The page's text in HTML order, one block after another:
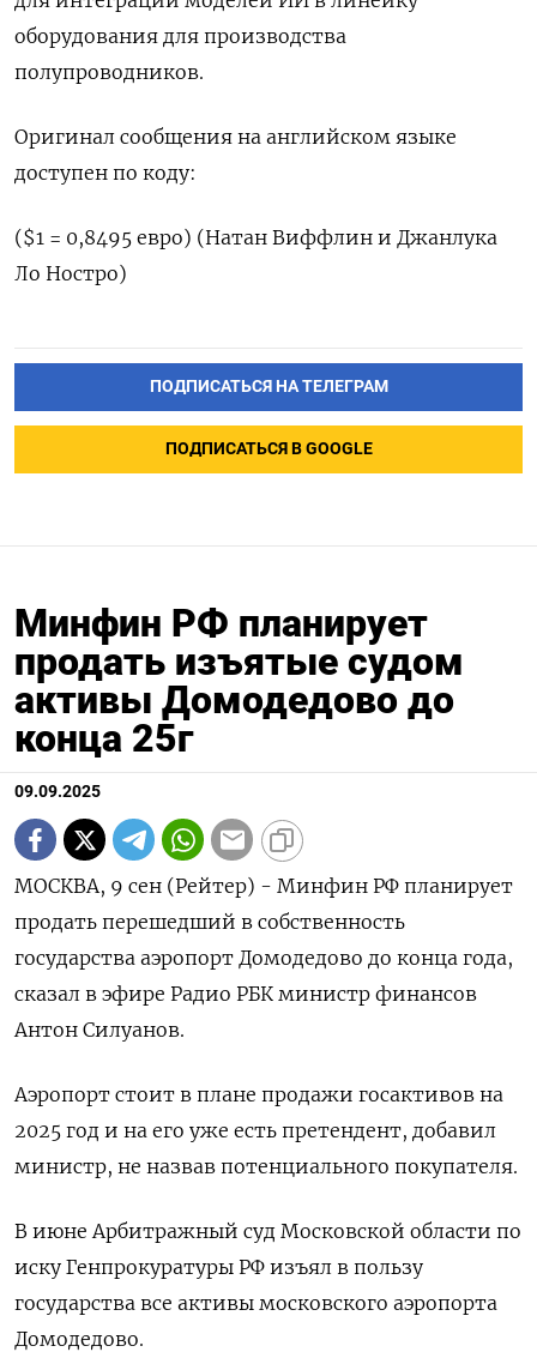
оборудования для производства
полупроводников.
Оригинал сообщения на английском языке
доступен по коду:
($1 = 0,8495 евро) (Натан Виффлин и Джанлука
Ло Ностро)
ПОДПИСАТЬСЯ НА ТЕЛЕГРАМ
ПОДПИСАТЬСЯ В GOOGLE
Минфин РФ планирует
продать изъятые судом
активы Домодедово до
конца 25г
09.09.2025
МОСКВА, 9 сен (Рейтер) - Минфин РФ планирует
продать перешедший в собственность
государства аэропорт Домодедово до конца года,
сказал в эфире Радио РБК министр финансов
Антон Силуанов.
Аэропорт стоит в плане продажи госактивов на
2025 год и на его уже есть претендент, добавил
министр, не назвав потенциального покупателя.
В июне Арбитражный суд Московской области по
иску Генпрокуратуры РФ изъял в пользу
государства все активы московского аэропорта
Домодедово.